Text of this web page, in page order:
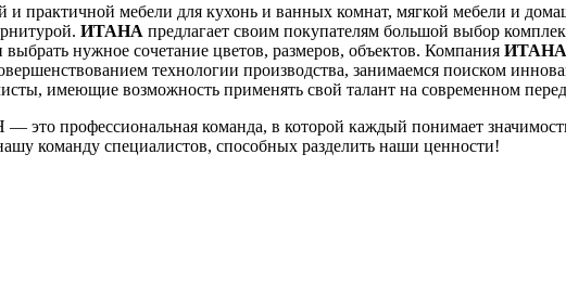
практичной мебели для кухонь и ванных комнат, мягкой мебели и
ИТАНА предлагает своим покупателям большой выбор
нужное сочетание цветов, размеров, объектов. Компания ИТАНА
технологии производства, занимаемся поиском
имеющие возможность применять свой талант на современном
это профессиональная команда, в которой каждый понимает
команду специалистов, способных разделить наши ценности!